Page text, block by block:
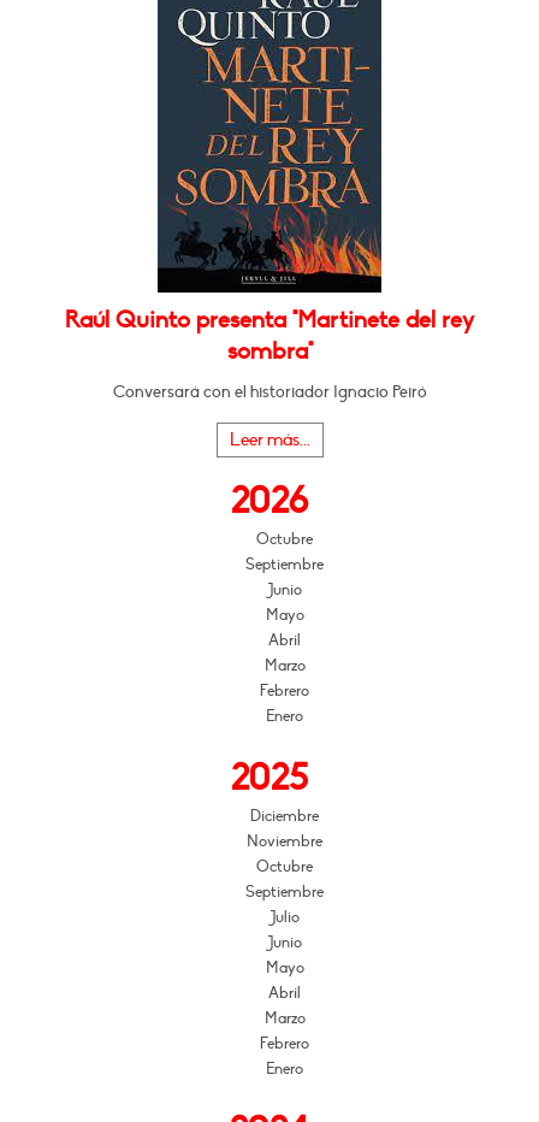
Raúl Quinto presenta "Martinete del rey
sombra"
Conversará con el historiador Ignacio Peiró
Leer más...
2026
Octubre
Septiembre
Junio
Mayo
Abril
Marzo
Febrero
Enero
2025
Diciembre
Noviembre
Octubre
Septiembre
Julio
Junio
Mayo
Abril
Marzo
Febrero
Enero